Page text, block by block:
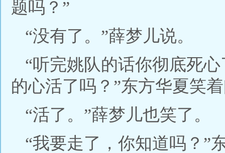
题吗？”
“没有了。”薛梦儿说。
“听完姚队的话你彻底死
的心活了吗？”东方华夏笑
“活了。”薛梦儿也笑了。
“我要走了，你知道吗？”